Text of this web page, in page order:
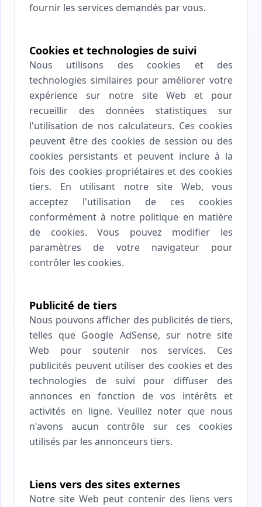
fournir les services demandés par vous.
Cookies et technologies de suivi
Nous utilisons des cookies et des
technologies similaires pour améliorer votre
expérience sur notre site Web et pour
recueillir des données statistiques sur
l'utilisation de nos calculateurs. Ces cookies
peuvent être des cookies de session ou des
cookies persistants et peuvent inclure à la
fois des cookies propriétaires et des cookies
tiers. En utilisant notre site Web, vous
acceptez l'utilisation de ces cookies
conformément à notre politique en matière
de cookies. Vous pouvez modifier les
paramètres de votre navigateur pour
contrôler les cookies.
Publicité de tiers
Nous pouvons afficher des publicités de tiers,
telles que Google AdSense, sur notre site
Web pour soutenir nos services. Ces
publicités peuvent utiliser des cookies et des
technologies de suivi pour diffuser des
annonces en fonction de vos intérêts et
activités en ligne. Veuillez noter que nous
n'avons aucun contrôle sur ces cookies
utilisés par les annonceurs tiers.
Liens vers des sites externes
Notre site Web peut contenir des liens vers